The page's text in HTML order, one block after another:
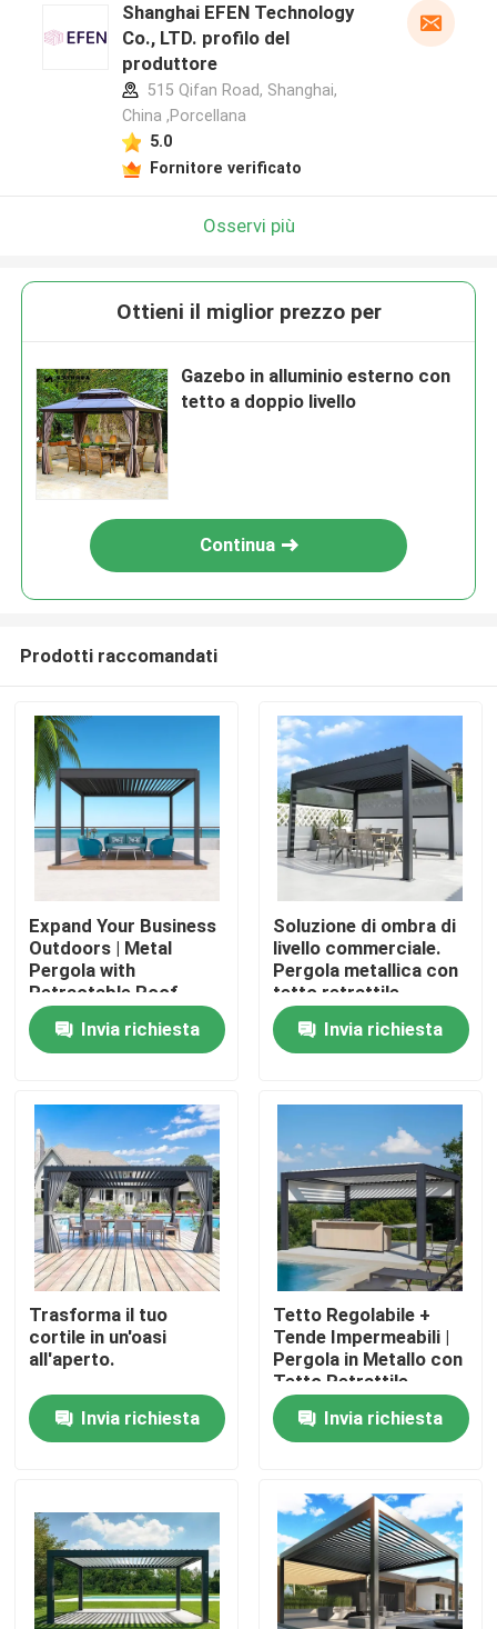
Prodotti
Circa noi
Shanghai EFEN Technology
Co., LTD. profilo del
produttore
515 Qifan Road, Shanghai,
China ,Porcellana
5.0
Fornitore verificato
Osservi più
Ottieni il miglior prezzo per
Gazebo in alluminio esterno con
tetto a doppio livello
Continua
Prodotti raccomandati
Expand Your Business
Outdoors | Metal
Pergola with
Retractable Roof
Invia richiesta
Soluzione di ombra di
livello commerciale.
Pergola metallica con
tetto retrattile.
Invia richiesta
Trasforma il tuo
cortile in un'oasi
all'aperto.
Invia richiesta
Tetto Regolabile +
Tende Impermeabili |
Pergola in Metallo con
Tetto Retrattile
Invia richiesta